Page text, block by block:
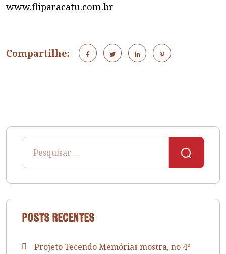
www.fliparacatu.com.br
Compartilhe:
Posts recentes
Projeto Tecendo Memórias mostra, no 4º